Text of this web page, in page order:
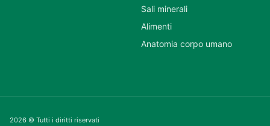
Sali minerali
Alimenti
Anatomia corpo umano
2026 © Tutti i diritti riservati